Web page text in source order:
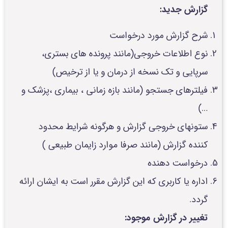
گزارش جدید:
شرح گزارش مورد درخواست
نوع اطلاعات خروجی(مانند پرونده های بستری،
سرپایی و تک نسخه از درمان و یا از ترخیص)
فیلترهای جستجو (مانند بازه زمانی ، بیماری ،پزشک و
…)
ستونهای خروجی گزارش و هرگونه شرایط محدود
کننده گزارش (مانند صرفا موارد زایمان طبیعی )
درخواست دهنده
اداره یا کاربری که این گزارش مقرر است به ایشان ارائه
گردد.
تغییر در گزارش موجود: